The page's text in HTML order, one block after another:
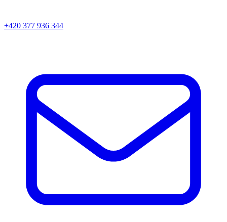
+420 377 936 344